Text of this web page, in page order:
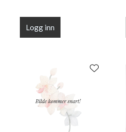
Logg inn